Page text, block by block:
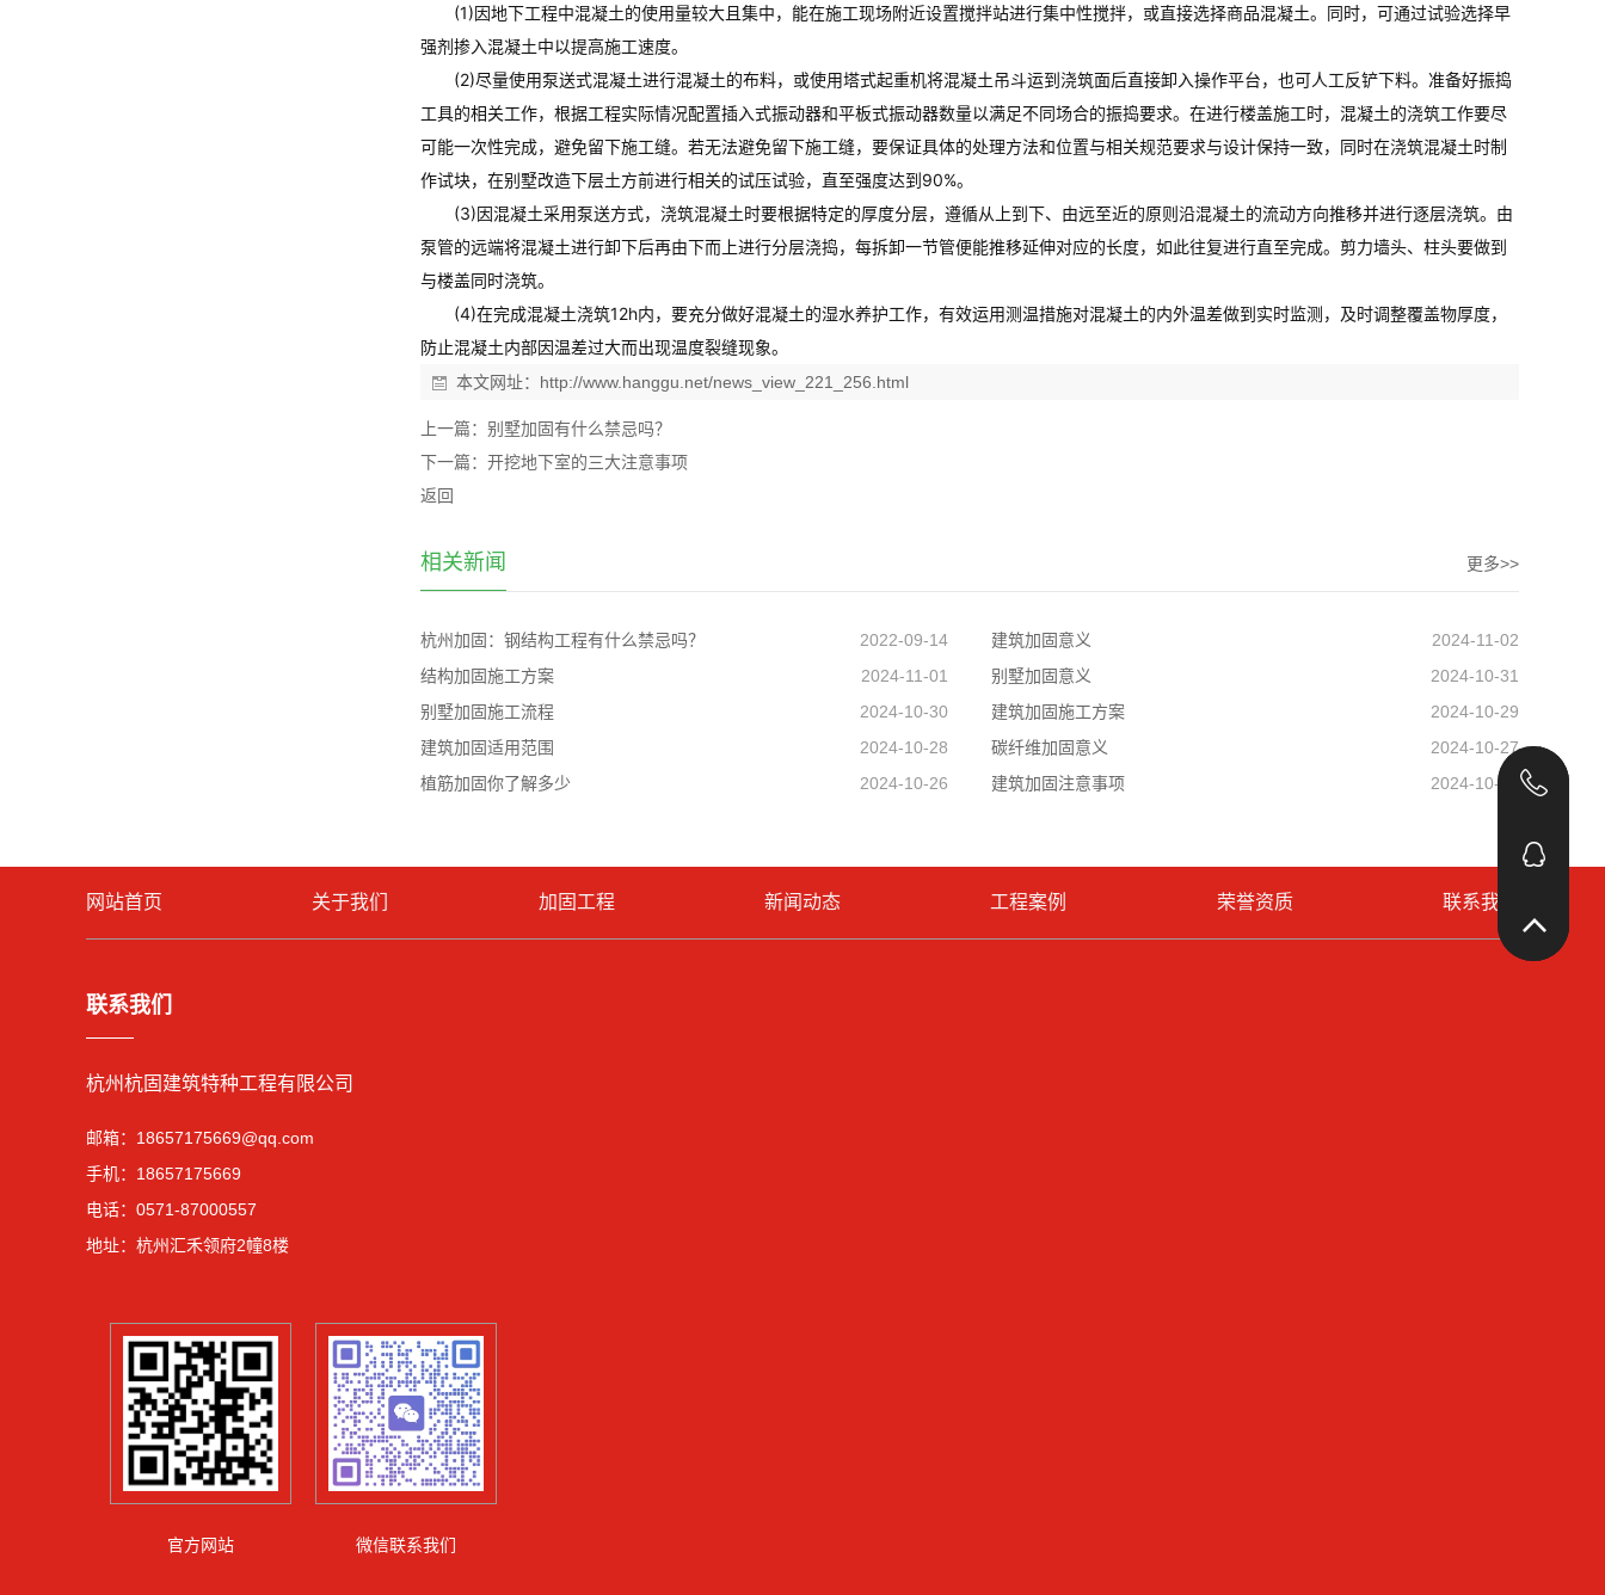
(1)因地下工程中混凝土的使用量较大且集中，能在施工现场附近设置搅拌站进行集中性搅拌，或直接选择商品混凝土。同时，可通过试验选择早
强剂掺入混凝土中以提高施工速度。
(2)尽量使用泵送式混凝土进行混凝土的布料，或使用塔式起重机将混凝土吊斗运到浇筑面后直接卸入操作平台，也可人工反铲下料。准备好振捣
工具的相关工作，根据工程实际情况配置插入式振动器和平板式振动器数量以满足不同场合的振捣要求。在进行楼盖施工时，混凝土的浇筑工作要尽
可能一次性完成，避免留下施工缝。若无法避免留下施工缝，要保证具体的处理方法和位置与相关规范要求与设计保持一致，同时在浇筑混凝土时制
作试块，在别墅改造下层土方前进行相关的试压试验，直至强度达到90%。
(3)因混凝土采用泵送方式，浇筑混凝土时要根据特定的厚度分层，遵循从上到下、由远至近的原则沿混凝土的流动方向推移并进行逐层浇筑。由
泵管的远端将混凝土进行卸下后再由下而上进行分层浇捣，每拆卸一节管便能推移延伸对应的长度，如此往复进行直至完成。剪力墙头、柱头要做到
与楼盖同时浇筑。
(4)在完成混凝土浇筑12h内，要充分做好混凝土的湿水养护工作，有效运用测温措施对混凝土的内外温差做到实时监测，及时调整覆盖物厚度，
防止混凝土内部因温差过大而出现温度裂缝现象。
本文网址： http://www.hanggu.net/news_view_221_256.html
上一篇： 别墅加固有什么禁忌吗？
下一篇： 开挖地下室的三大注意事项
返回
相关新闻 更多>>
杭州加固：钢结构工程有什么禁忌吗？ 2022-09-14 建筑加固意义
2024-11-02
结构加固施工方案
2024-11-01 别墅加固意义
2024-10-31
别墅加固施工流程
2024-10-30 建筑加固施工方案
2024-10-29
建筑加固适用范围
2024-10-28 碳纤维加固意义
2024-10-27
植筋加固你了解多少
2024-10-26 建筑加固注意事项 2024-10-25
网站首页 关于我们 加固工程 新闻动态 工程案例 荣誉资质 联系我们
联系我们
杭州杭固建筑特种工程有限公司
邮箱：18657175669@qq.com
手机：18657175669
电话：0571-87000557
地址：杭州汇禾领府2幢8楼
官方网站 微信联系我们